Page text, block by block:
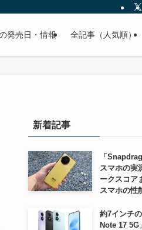
発売日・情報 全記事（人気順）
新着記事
「
スマホの実
ークスコア
スマホの性
約7インチ
Note 17 5G